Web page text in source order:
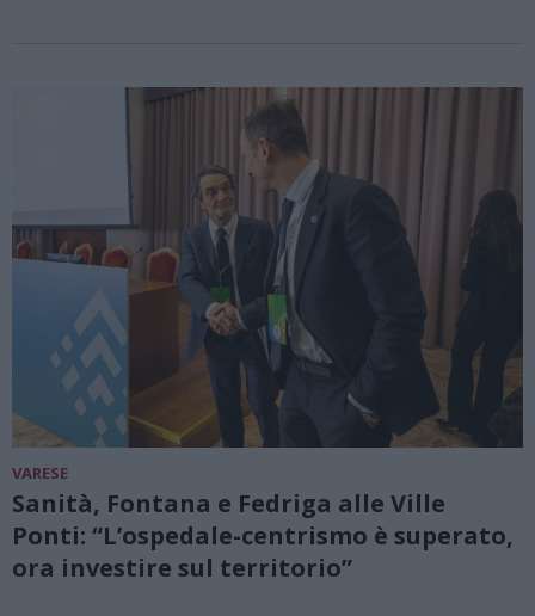
VARESE
Sanità, Fontana e Fedriga alle Ville
Ponti: “L’ospedale-centrismo è superato,
ora investire sul territorio”